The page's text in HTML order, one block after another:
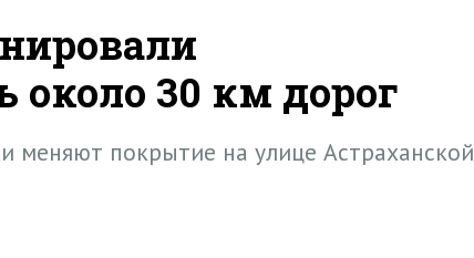
около 30 км дорог
меняют покрытие на улице Астраханской